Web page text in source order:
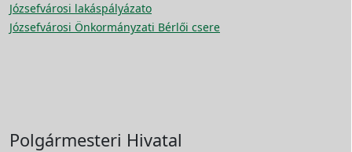
Józsefvárosi lakáspályázato
Józsefvárosi Önkormányzati Bérlői csere
Polgármesteri Hivatal